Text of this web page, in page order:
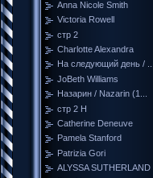
Anna Nicole Smith
Victoria Rowell
стр 2
Charlotte Alexandra
На следующий день / ...
JoBeth Williams
Назарин / Nazarin (1...
стр 2 Н
Catherine Deneuve
Pamela Stanford
Patrizia Gori
ALYSSA SUTHERLAND